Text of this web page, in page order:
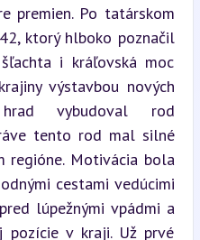
premien. Po tatárskom
ktorý hlboko poznačil
i kráľovská moc
výstavbou nových
hrad vybudoval rod
tento rod mal silné
regióne. Motivácia bola
cestami vedúcimi
lúpežnými vpádmi a
pozície v kraji. Už prvé